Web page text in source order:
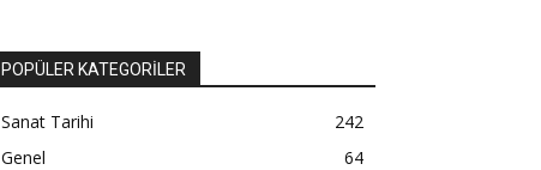
POPÜLER KATEGORİLER
Sanat Tarihi
242
Genel
64